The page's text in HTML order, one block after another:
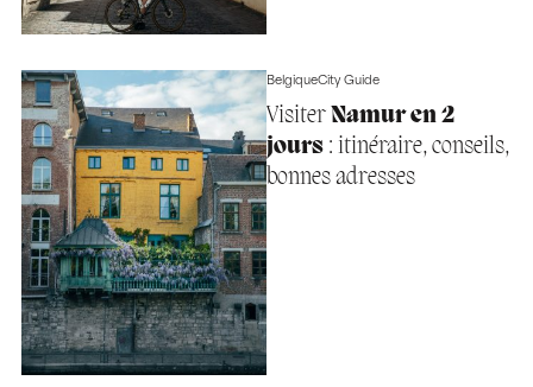
BelgiqueCity Guide
VisiterNamur en 2
jours: itinéraire, conseils,
bonnes adresses